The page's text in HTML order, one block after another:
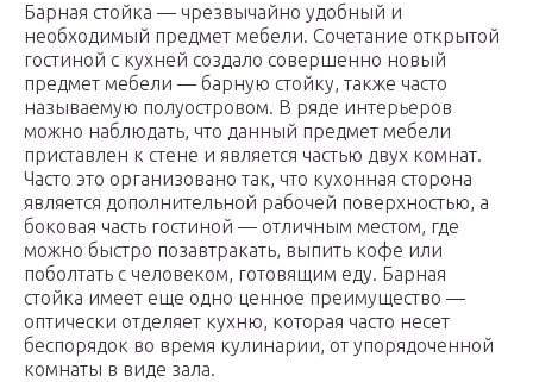
Барная стойка — чрезвычайно удобный и
необходимый предмет мебели. Сочетание открытой
гостиной с кухней создало совершенно новый
предмет мебели — барную стойку, также часто
называемую полуостровом. В ряде интерьеров
можно наблюдать, что данный предмет мебели
приставлен к стене и является частью двух комнат.
Часто это организовано так, что кухонная сторона
является дополнительной рабочей поверхностью, а
боковая часть гостиной — отличным местом, где
можно быстро позавтракать, выпить кофе или
поболтать с человеком, готовящим еду. Барная
стойка имеет еще одно ценное преимущество —
оптически отделяет кухню, которая часто несет
беспорядок во время кулинарии, от упорядоченной
комнаты в виде зала.